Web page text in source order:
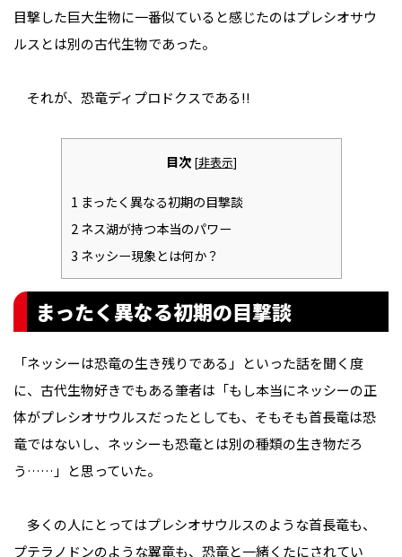
目撃した巨大生物に一番似ていると感じたのはプレシオサウ
ルスとは別の古代生物であった。
それが、恐竜ディプロドクスである!!
目次 [非表示]
1 まったく異なる初期の目撃談
2ネス湖が持つ本当のパワー
3 ネッシー現象とは何か？
まったく異なる初期の目撃談
「ネッシーは恐竜の生き残りである」といった話を聞く度
に、古代生物好きでもある筆者は「もし本当にネッシーの正
体がプレシオサウルスだったとしても、そもそも首長竜は恐
竜ではないし、ネッシーも恐竜とは別の種類の生き物だろ
う……」と思っていた。
多くの人にとってはプレシオサウルスのような首長竜も、
プテラノドンのような翼竜も、恐竜と一緒くたにされてい